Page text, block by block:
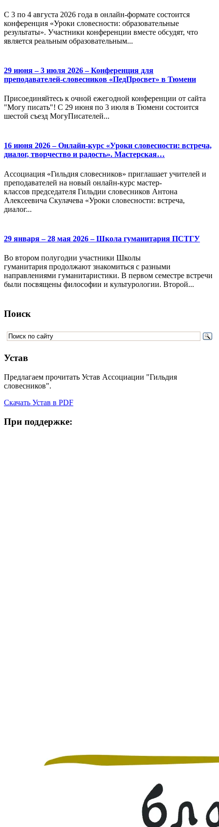
С 3 по 4 августа 2026 года в онлайн-формате состоится
конференция «Уроки словесности: образовательные
результаты». Участники конференции вместе обсудят, что
является реальным образовательным...
29 июня – 3 июля 2026 – Конференция для
преподавателей-словесников «ПедПросвет» в Тюмени
Присоединяйтесь к очной ежегодной конференции от сайта
"Могу писать"! С 29 июня по 3 июля в Тюмени состоится
шестой съезд МогуПисателей...
16 июня 2026 – Онлайн-курс «Уроки словесности: встреча,
диалог, творчество и радость». Мастерская…
Ассоциация «Гильдия словесников» приглашает учителей и
преподавателей на новый онлайн-курс мастер-
классов председателя Гильдии словесников Антона
Алексеевича Скулачева «Уроки словесности: встреча,
диалог...
29 января – 28 мая 2026 – Школа гуманитария ПСТГУ
Во втором полугодии участники Школы
гуманитария продолжают знакомиться с разными
направлениями гуманитаристики. В первом семестре встречи
были посвящены философии и культурологии. Второй...
Поиск
Устав
Предлагаем прочитать Устав Ассоциации "Гильдия
словесников".
Скачать Устав в PDF
При поддержке: